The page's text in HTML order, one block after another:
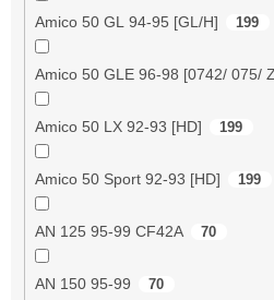
Amico 50 GL 94-95 [GL/H] 199
Amico 50 GLE 96-98 [0742/ 075/
Amico 50 LX 92-93 [HD] 199
Amico 50 Sport 92-93 [HD] 199
AN 125 95-99 CF42A 70
AN 150 95-99 70